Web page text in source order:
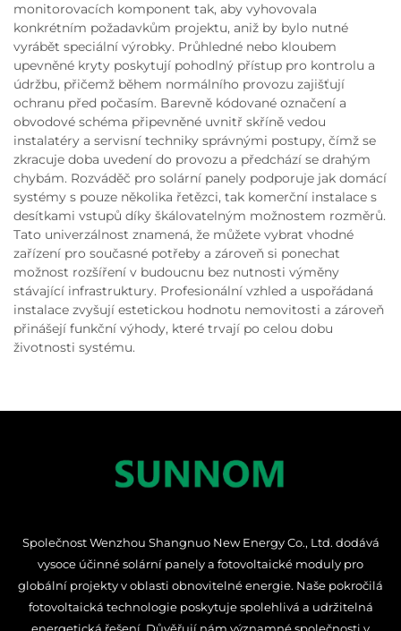
monitorovacích komponent tak, aby vyhovovala
konkrétním požadavkům projektu, aniž by bylo nutné
vyrábět speciální výrobky. Průhledné nebo kloubem
upevněné kryty poskytují pohodlný přístup pro kontrolu a
údržbu, přičemž během normálního provozu zajišťují
ochranu před počasím. Barevně kódované označení a
obvodové schéma připevněné uvnitř skříně vedou
instalatéry a servisní techniky správnými postupy, čímž se
zkracuje doba uvedení do provozu a předchází se drahým
chybám. Rozváděč pro solární panely podporuje jak domácí
systémy s pouze několika řetězci, tak komerční instalace s
desítkami vstupů díky škálovatelným možnostem rozměrů.
Tato univerzálnost znamená, že můžete vybrat vhodné
zařízení pro současné potřeby a zároveň si ponechat
možnost rozšíření v budoucnu bez nutnosti výměny
stávající infrastruktury. Profesionální vzhled a uspořádaná
instalace zvyšují estetickou hodnotu nemovitosti a zároveň
přinášejí funkční výhody, které trvají po celou dobu
životnosti systému.
Společnost Wenzhou Shangnuo New Energy Co., Ltd. dodává
vysoce účinné solární panely a fotovoltaické moduly pro
globální projekty v oblasti obnovitelné energie. Naše pokročilá
fotovoltaická technologie poskytuje spolehlivá a udržitelná